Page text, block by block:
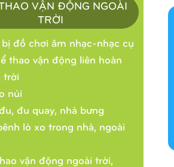
VẬN ĐỘNG NGOÀI
TRỜI
đồ chơi âm nhạc-nhạc cụ
thao vận động liên hoàn
trời
núi
đu quay, nhà bưng
lò xo trong nhà, ngoài
vận động ngoài trời,